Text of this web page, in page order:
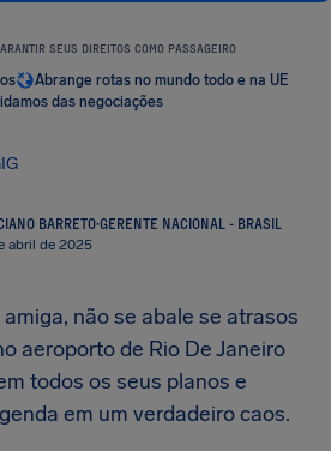
SEUS DIREITOS COMO PASSAGEIRO
Abrange rotas no mundo todo e na UE
das negociações
BARRETO·GERENTE NACIONAL - BRASIL
abril de 2025
não se abale se atrasos
aeroporto de Rio De Janeiro
todos os seus planos e
em um verdadeiro caos.